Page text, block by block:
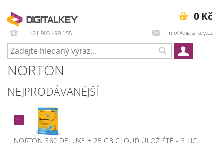
+421 903 499 155 info@digitalkey.cz
0 Kč
NORTON
NEJPRODÁVANĚJŠÍ
1.
NORTON 360 DELUXE + 25 GB CLOUD ÚLOŽIŠTĚ - 3 LIC.